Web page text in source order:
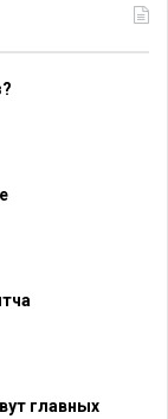
главных